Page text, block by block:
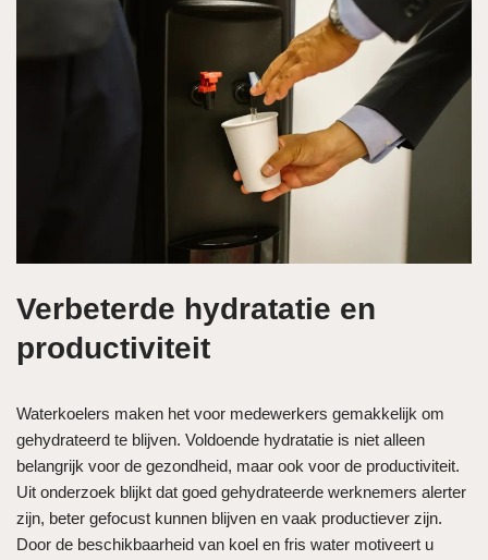
Verbeterde hydratatie en
productiviteit
Waterkoelers maken het voor medewerkers gemakkelijk om
gehydrateerd te blijven. Voldoende hydratatie is niet alleen
belangrijk voor de gezondheid, maar ook voor de productiviteit.
Uit onderzoek blijkt dat goed gehydrateerde werknemers alerter
zijn, beter gefocust kunnen blijven en vaak productiever zijn.
Door de beschikbaarheid van koel en fris water motiveert u